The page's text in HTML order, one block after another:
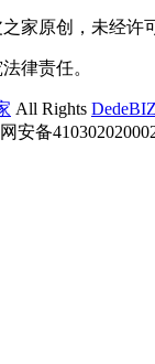
家原创，未经许
律责任。
All Rights DedeBIZ
安备